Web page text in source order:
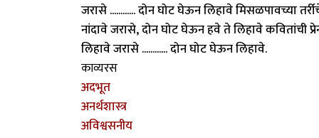
जरासे ............ दोन घोट घेऊन लिहावे मिसळपावच्या
नांदावे जरासे, दोन घोट घेऊन हवे ते लिहावे कवितांची
लिहावे जरासे ............ दोन घोट घेऊन लिहावे.
काव्यरस
अदभूत
अनर्थशास्त्र
अविश्वसनीय